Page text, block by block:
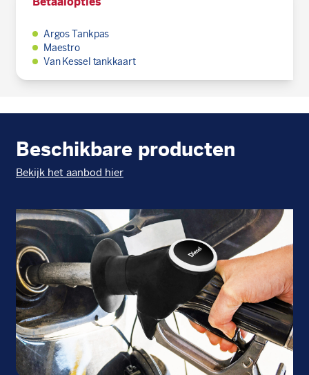
Argos Tankpas
Maestro
Van Kessel tankkaart
Beschikbare producten
Bekijk het aanbod hier